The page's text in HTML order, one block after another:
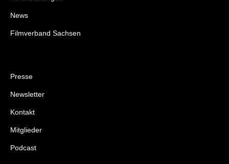
News
Filmverband Sachsen
Presse
Newsletter
Kontakt
Mitglieder
Podcast